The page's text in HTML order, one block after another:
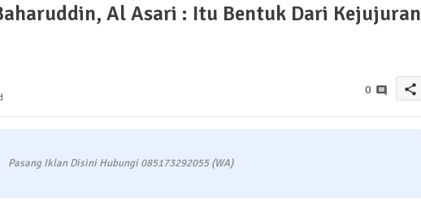
Al Asari : Itu Bentuk Dari Kejujuran
0 share
Pasang Iklan Disini Hubungi 085173292055 (WA)